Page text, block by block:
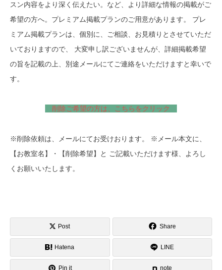
スン内容をより深く伝えたい。など、より詳細な情報の掲載がご
希望の方へ。プレミアム掲載プランのご用意があります。 プレ
ミアム掲載プランは、個別に、ご相談、お見積りとさせていただ
いておりますので、 大変申し訳ございませんが、詳細掲載希望
の旨を記載の上、別途メールにてご連絡をいただけますと幸いで
す。
削除ご希望の方は、こちらをクリック
※削除依頼は、メールにてお受けおります。 ※メール本文に、
【お教室名】・【削除希望】と ご記載いただけます様、よろし
くお願いいたします。
Post Share
Hatena LINE
Pin it note